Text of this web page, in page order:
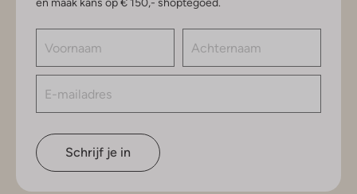
en maak kans op € 150,- shoptegoed.
Schrijf je in